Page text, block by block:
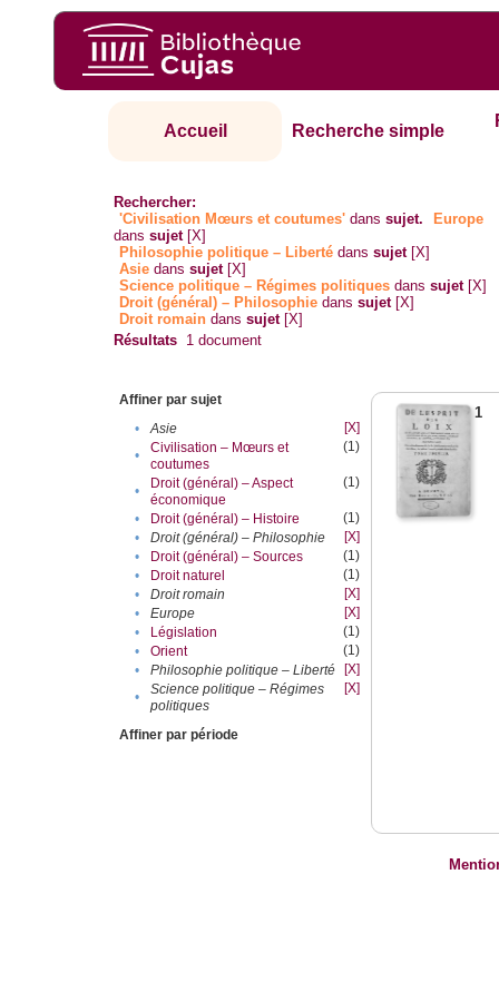
Accueil Recherche simple
Rechercher:
'Civilisation Mœurs et coutumes' danssujet.
Europe
danssujet [X]
Philosophie politique – Liberté danssujet [X]
Asie danssujet [X]
Science politique – Régimes politiques danssujet [X]
Droit (général) – Philosophie danssujet [X]
Droit romain danssujet [X]
Résultats 1 document
Affiner par sujet
•
Asie
[X]
•
Civilisation – Mœurs et
coutumes
(1)
•
Droit (général) – Aspect
économique
(1)
• Droit (général) – Histoire
(1)
•
Droit (général) – Philosophie
[X]
•
Droit (général) – Sources
(1)
•
Droit naturel
(1)
•
Droit romain
[X]
•
Europe
[X]
•
Législation
(1)
•
Orient
(1)
•
Philosophie politique – Liberté
[X]
•
Science politique – Régimes
politiques
[X]
Affiner par période
1